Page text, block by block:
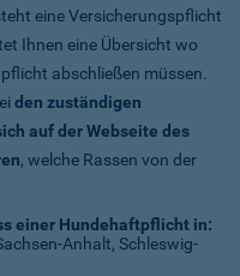
eine Versicherungspflicht
Ihnen eine Übersicht wo
abschließen müssen.
den zuständigen
auf der Webseite des
, welche Rassen von der
einer Hundehaftpflicht in:
Anhalt, Schleswig-